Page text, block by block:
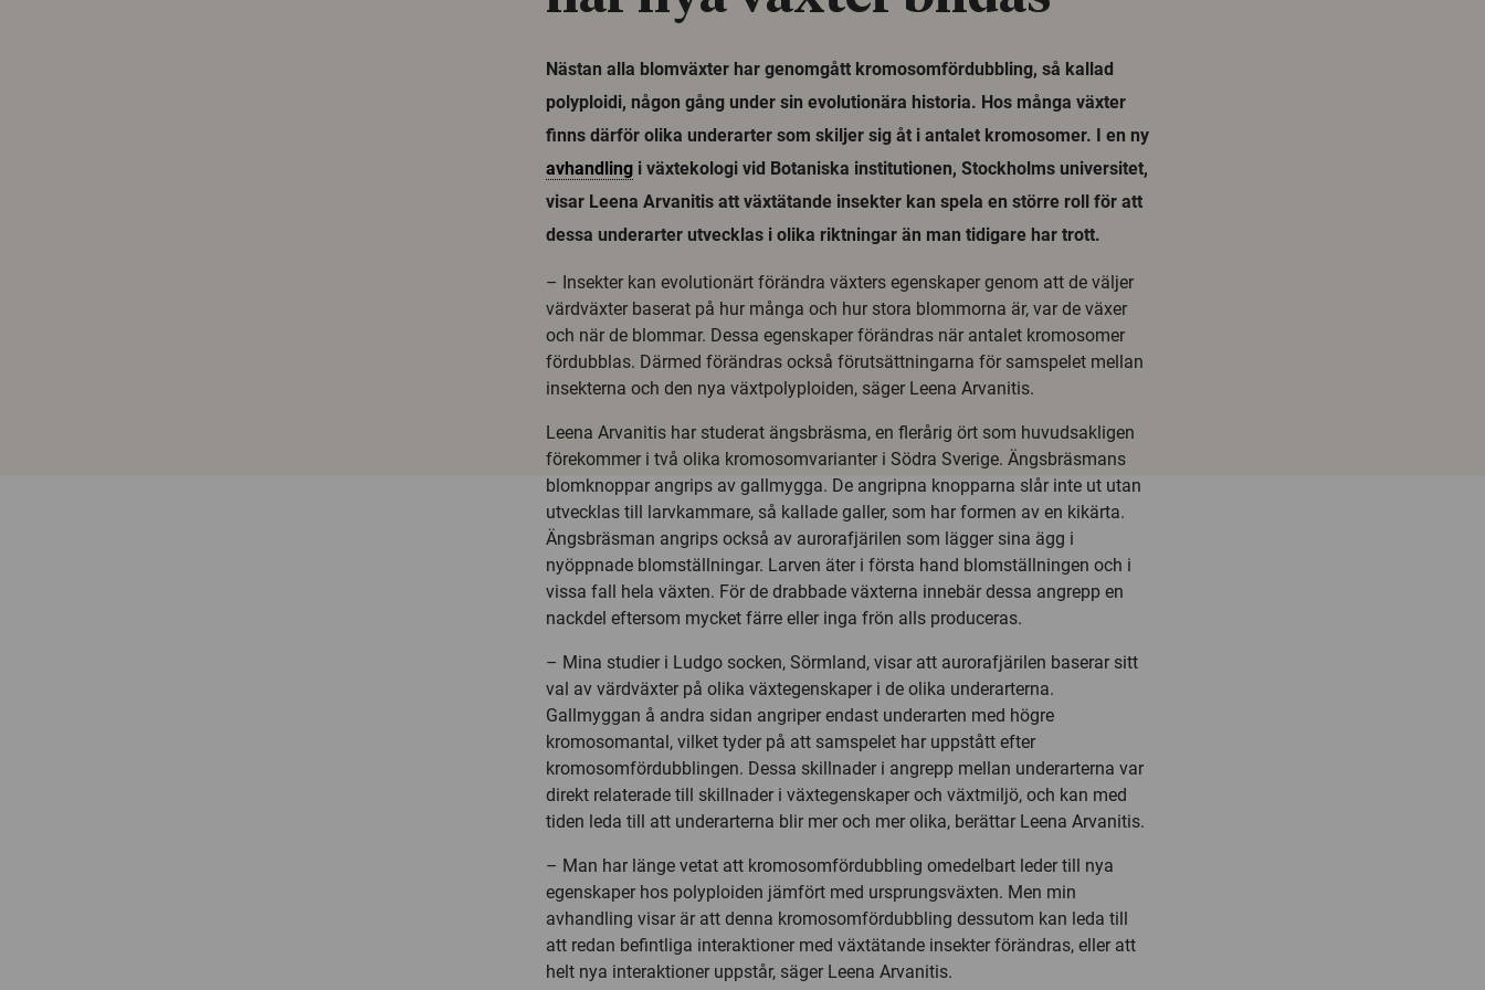
Nästan alla blomväxter har genomgått kromosomfördubbling, så kallad
polyploidi, någon gång under sin evolutionära historia. Hos många växter
finns därför olika underarter som skiljer sig åt i antalet kromosomer. I en ny
avhandling i växtekologi vid Botaniska institutionen, Stockholms universitet,
visar Leena Arvanitis att växtätande insekter kan spela en större roll för att
dessa underarter utvecklas i olika riktningar än man tidigare har trott.
– Insekter kan evolutionärt förändra växters egenskaper genom att de väljer
värdväxter baserat på hur många och hur stora blommorna är, var de växer
och när de blommar. Dessa egenskaper förändras när antalet kromosomer
fördubblas. Därmed förändras också förutsättningarna för samspelet mellan
insekterna och den nya växtpolyploiden, säger Leena Arvanitis.
Leena Arvanitis har studerat ängsbräsma, en flerårig ört som huvudsakligen
förekommer i två olika kromosomvarianter i Södra Sverige. Ängsbräsmans
blomknoppar angrips av gallmygga. De angripna knopparna slår inte ut utan
utvecklas till larvkammare, så kallade galler, som har formen av en kikärta.
Ängsbräsman angrips också av aurorafjärilen som lägger sina ägg i
nyöppnade blomställningar. Larven äter i första hand blomställningen och i
vissa fall hela växten. För de drabbade växterna innebär dessa angrepp en
nackdel eftersom mycket färre eller inga frön alls produceras.
– Mina studier i Ludgo socken, Sörmland, visar att aurorafjärilen baserar sitt
val av värdväxter på olika växtegenskaper i de olika underarterna.
Gallmyggan å andra sidan angriper endast underarten med högre
kromosomantal, vilket tyder på att samspelet har uppstått efter
kromosomfördubblingen. Dessa skillnader i angrepp mellan underarterna var
direkt relaterade till skillnader i växtegenskaper och växtmiljö, och kan med
tiden leda till att underarterna blir mer och mer olika, berättar Leena Arvanitis.
– Man har länge vetat att kromosomfördubbling omedelbart leder till nya
egenskaper hos polyploiden jämfört med ursprungsväxten. Men min
avhandling visar är att denna kromosomfördubbling dessutom kan leda till
att redan befintliga interaktioner med växtätande insekter förändras, eller att
helt nya interaktioner uppstår, säger Leena Arvanitis.